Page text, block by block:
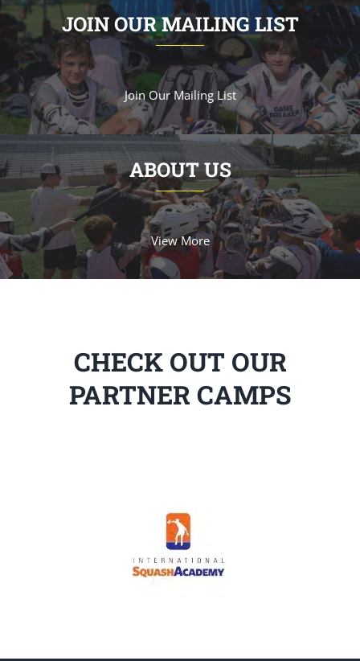
JOIN OUR MAILING LIST
Join Our Mailing List
ABOUT US
View More
CHECK OUT OUR
PARTNER CAMPS